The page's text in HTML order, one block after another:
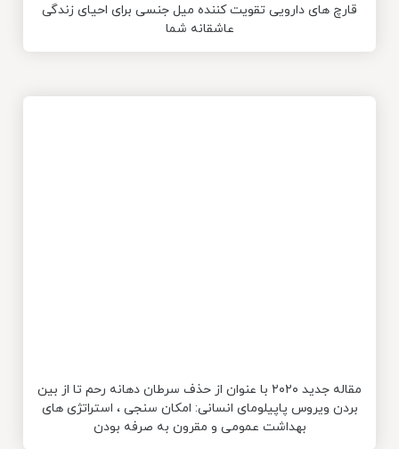
قارچ های دارویی تقویت کننده میل جنسی برای احیای زندگی
عاشقانه شما
مقاله جدید ۲۰۲۰ با عنوان از حذف سرطان دهانه رحم تا از بین
بردن ویروس پاپیلومای انسانی: امکان سنجی ، استراتژی های
بهداشت عمومی و مقرون به صرفه بودن